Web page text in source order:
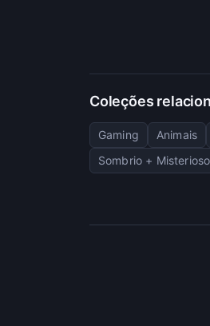
Coleções
Gaming Animais
Sombrio + Misterioso